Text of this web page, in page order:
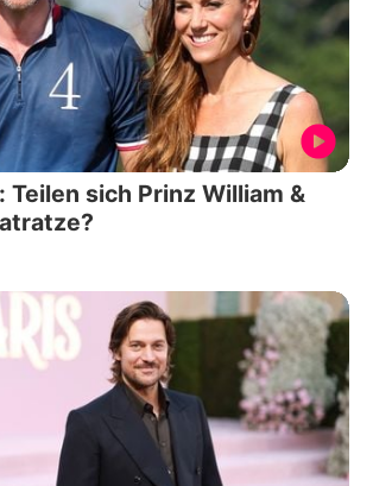
sich Prinz William &